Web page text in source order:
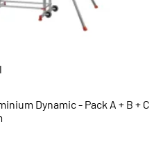
Dynamic - Pack A + B + C